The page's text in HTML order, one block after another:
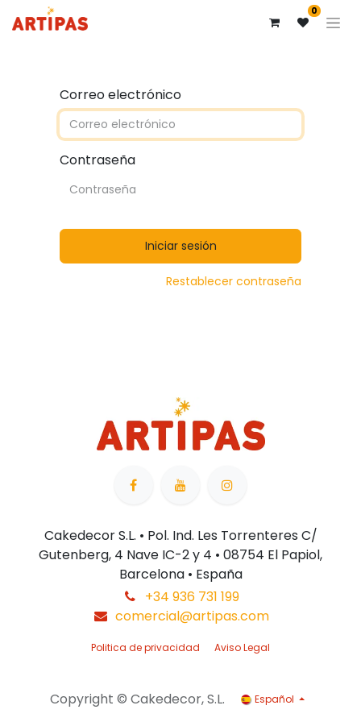
0
Correo electrónico
Contraseña
Iniciar sesión
Restablecer contraseña
Cakedecor S.L. • Pol. Ind. Les Torrenteres C/
Gutenberg, 4 Nave IC-2 y 4 • 08754 El Papiol,
Barcelona • España
+34 936 731 199
comercial@artipas.com
Politica de privacidad Aviso Legal
Copyright © Cakedecor, S.L. Español